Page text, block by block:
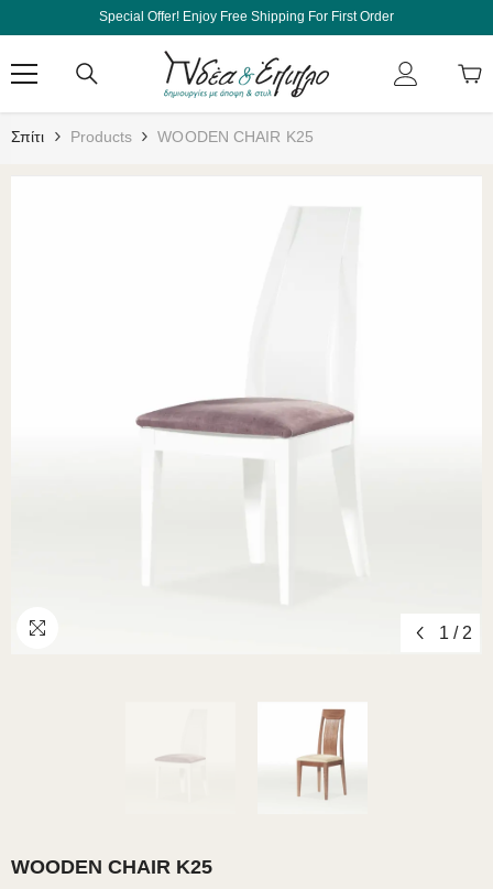
Μετάβαση Στο Περιεχόμενο
Special Offer! Enjoy Free Shipping For First Order
Σπίτι Products WOODEN CHAIR K25
1 / 2
WOODEN CHAIR K25